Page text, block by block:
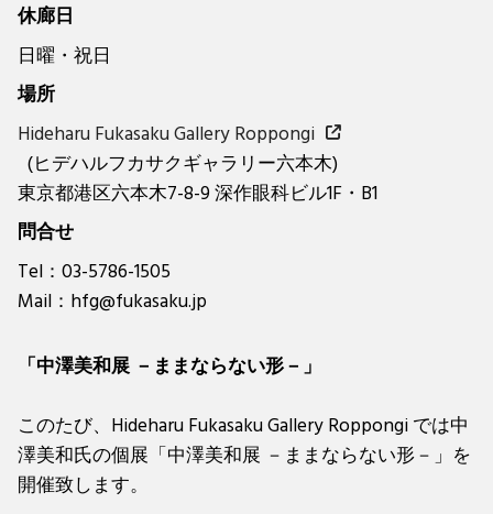
休廊日
日曜・祝日
場所
Hideharu Fukasaku Gallery Roppongi
(ヒデハルフカサクギャラリー六本木)
東京都港区六本木7-8-9 深作眼科ビル1F・B1
問合せ
Tel：03-5786-1505
Mail：hfg@fukasaku.jp
「中澤美和展 －ままならない形－」
このたび、Hideharu Fukasaku Gallery Roppongi では中
澤美和氏の個展「中澤美和展 －ままならない形－」を
開催致します。